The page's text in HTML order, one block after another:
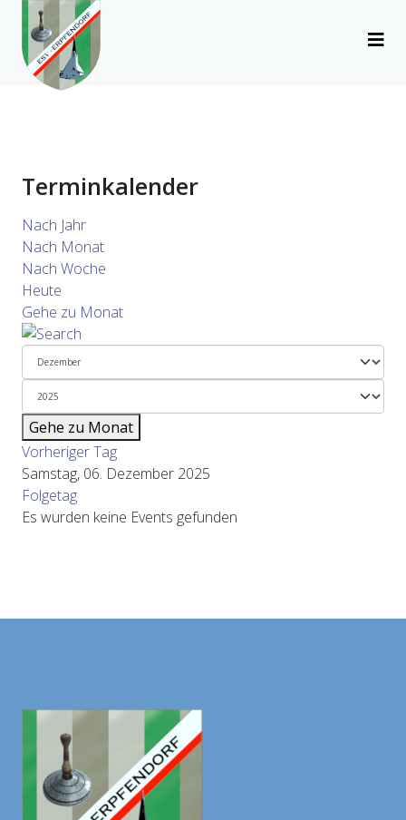
Terminkalender
Nach Jahr
Nach Monat
Nach Woche
Heute
Gehe zu Monat
Gehe zu Monat
Vorheriger Tag
Samstag, 06. Dezember 2025
Folgetag
Es wurden keine Events gefunden